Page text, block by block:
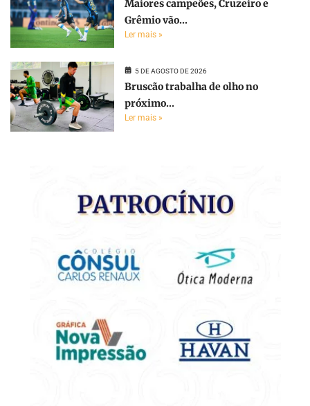
Maiores campeões, Cruzeiro e
Grêmio vão...
Ler mais »
5 DE AGOSTO DE 2026
Bruscão trabalha de olho no
próximo...
Ler mais »